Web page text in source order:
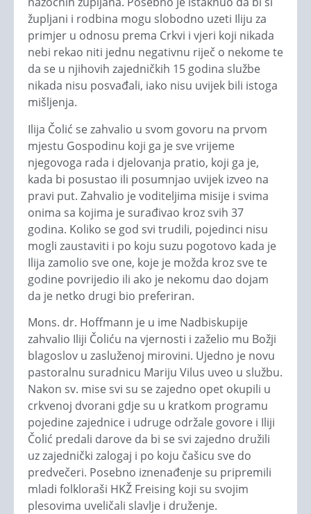
župljani i rodbina mogu slobodno uzeti Iliju za
primjer u odnosu prema Crkvi i vjeri koji nikada
nebi rekao niti jednu negativnu riječ o nekome te
da se u njihovih zajedničkih 15 godina službe
nikada nisu posvađali, iako nisu uvijek bili istoga
mišljenja.
Ilija Čolić se zahvalio u svom govoru na prvom
mjestu Gospodinu koji ga je sve vrijeme
njegovoga rada i djelovanja pratio, koji ga je,
kada bi posustao ili posumnjao uvijek izveo na
pravi put. Zahvalio je voditeljima misije i svima
onima sa kojima je surađivao kroz svih 37
godina. Koliko se god svi trudili, pojedinci nisu
mogli zaustaviti i po koju suzu pogotovo kada je
Ilija zamolio sve one, koje je možda kroz sve te
godine povrijedio ili ako je nekomu dao dojam
da je netko drugi bio preferiran.
Mons. dr. Hoffmann je u ime Nadbiskupije
zahvalio Iliji Čoliću na vjernosti i zaželio mu Božji
blagoslov u zasluženoj mirovini. Ujedno je novu
pastoralnu suradnicu Mariju Vilus uveo u službu.
Nakon sv. mise svi su se zajedno opet okupili u
crkvenoj dvorani gdje su u kratkom programu
pojedine zajednice i udruge održale govore i Iliji
Čolić predali darove da bi se svi zajedno družili
uz zajednički zalogaj i po koju čašicu sve do
predvečeri. Posebno iznenađenje su pripremili
mladi folkloraši HKŽ Freising koji su svojim
plesovima uveličali slavlje i druženje.